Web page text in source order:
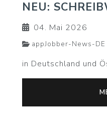
NEU:
04. Mai 2026
appJobber-News-DE
in Deutschland und